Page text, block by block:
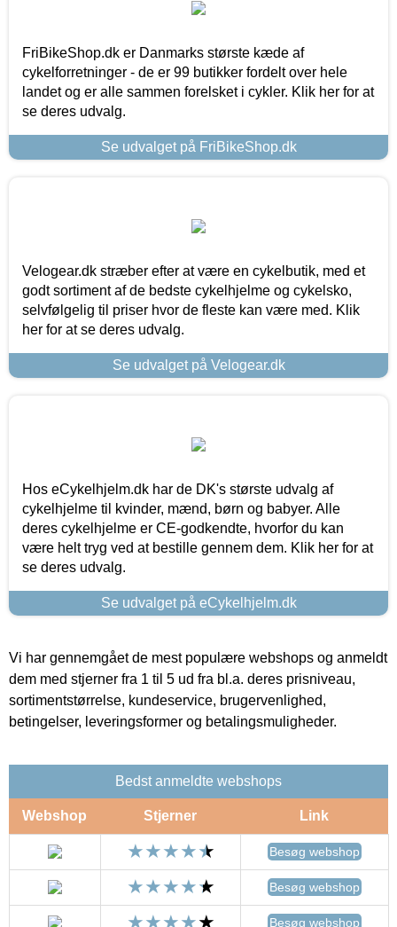
FriBikeShop.dk er Danmarks største kæde af
cykelforretninger - de er 99 butikker fordelt over hele
landet og er alle sammen forelsket i cykler. Klik her for at
se deres udvalg.
Se udvalget på FriBikeShop.dk
Velogear.dk stræber efter at være en cykelbutik, med et
godt sortiment af de bedste cykelhjelme og cykelsko,
selvfølgelig til priser hvor de fleste kan være med. Klik
her for at se deres udvalg.
Se udvalget på Velogear.dk
Hos eCykelhjelm.dk har de DK's største udvalg af
cykelhjelme til kvinder, mænd, børn og babyer. Alle
deres cykelhjelme er CE-godkendte, hvorfor du kan
være helt tryg ved at bestille gennem dem. Klik her for at
se deres udvalg.
Se udvalget på eCykelhjelm.dk
Vi har gennemgået de mest populære webshops og anmeldt
dem med stjerner fra 1 til 5 ud fra bl.a. deres prisniveau,
sortimentstørrelse, kundeservice, brugervenlighed,
betingelser, leveringsformer og betalingsmuligheder.
Bedst anmeldte webshops
Webshop Stjerner Link
Besøg webshop
Besøg webshop
Besøg webshop